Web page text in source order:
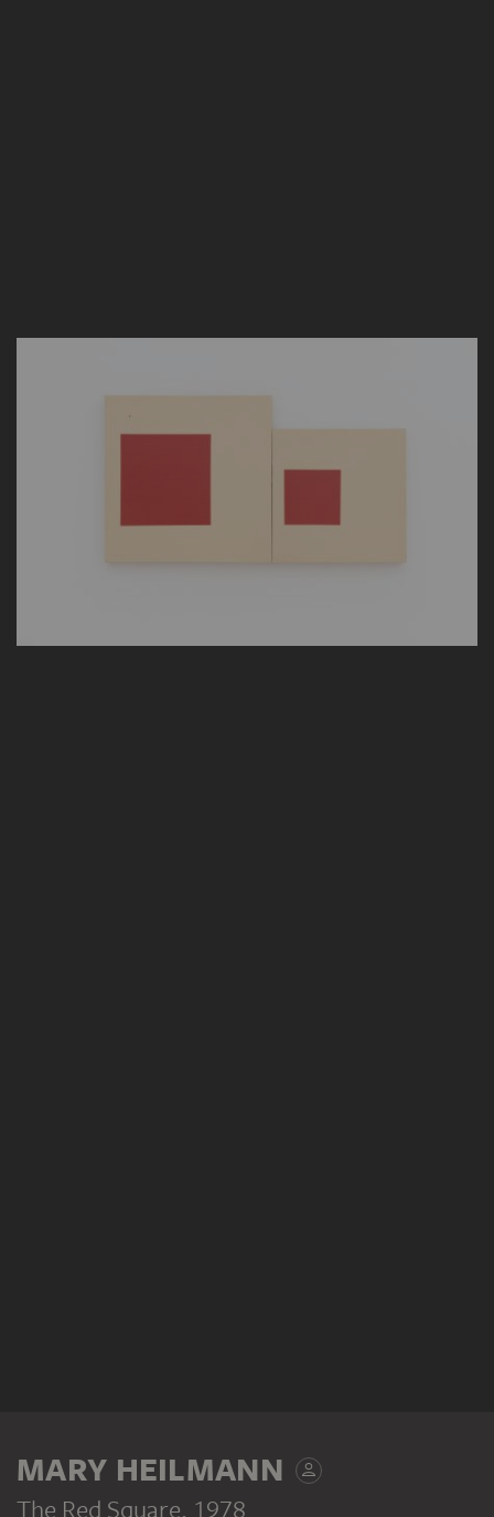
MARY HEILMANN
The Red Square, 1978